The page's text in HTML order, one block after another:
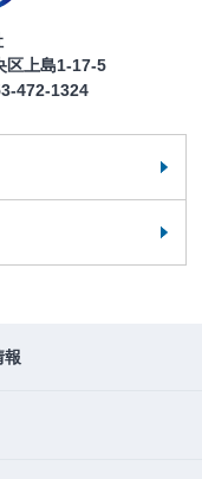
上島1-17-5
472-1324
報